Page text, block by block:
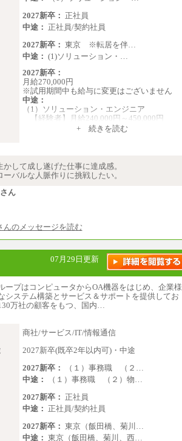
2027新卒： 正社員
中途： 正社員/契約社員
2027新卒： 東京 ※転居を伴…
中途： (1)ソリューション・…
2027新卒：
月給270,000円
※試用期間中も給与に変更はございません
中途：
（1）ソリューション・エンジニア
【経験者】月給240,000円～450,000円
※地域や業務内容によって変動があり
ます
（2）一般事務
月給220,000円～250,000円
+ 続きを読む
かして成し遂げた仕事に達成感。
ーバルな人脈作りに挑戦したい。
ん
んのメッセージを読む
07月29日更新
ープはコンピュータからOA機器をはじめ、企業様
システム構築とサービス＆サポートを提供してお
万社の顧客をもつ、国内…
商社/サービス/IT/情報通信
2027新卒(既卒2年以内可)・中途
2027新卒：
（１）事務職 （２…
中途：
（１）事務職 （２）物…
2027新卒： 正社員
中途： 正社員/契約社員
2027新卒： 東京（飯田橋、菊川…
中途： 東京（飯田橋、菊川、西…